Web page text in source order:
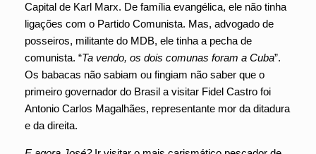
Capital de Karl Marx. De família evangélica, ele não tinha
ligações com o Partido Comunista. Mas, advogado de
posseiros, militante do MDB, ele tinha a pecha de
comunista. “Ta vendo, os dois comunas foram a Cuba”.
Os babacas não sabiam ou fingiam não saber que o
primeiro governador do Brasil a visitar Fidel Castro foi
Antonio Carlos Magalhães, representante mor da ditadura
e da direita.